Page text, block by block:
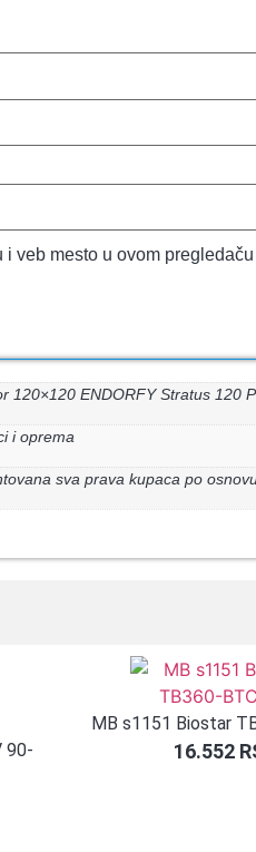
i veb mesto u ovom
120×120 ENDORFY Stratus 120
i oprema
sva prava kupaca po
90-
MB s1151 Biostar
16.552